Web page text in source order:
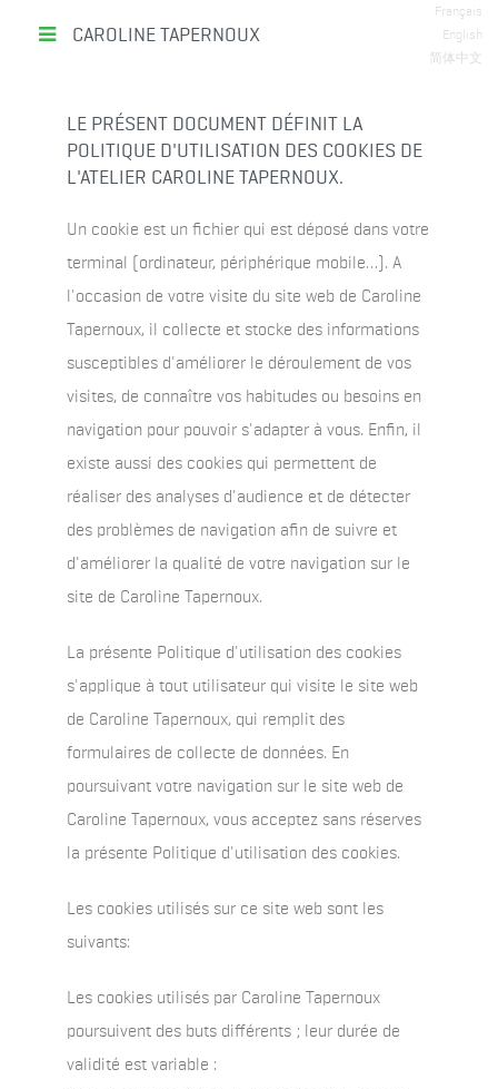
Français
English
简体中文
CAROLINE TAPERNOUX
LE PRÉSENT DOCUMENT DÉFINIT LA
POLITIQUE D'UTILISATION DES COOKIES DE
L'ATELIER CAROLINE TAPERNOUX.
Un cookie est un fichier qui est déposé dans votre
terminal (ordinateur, périphérique mobile…). A
l'occasion de votre visite du site web de Caroline
Tapernoux, il collecte et stocke des informations
susceptibles d'améliorer le déroulement de vos
visites, de connaître vos habitudes ou besoins en
navigation pour pouvoir s'adapter à vous. Enfin, il
existe aussi des cookies qui permettent de
réaliser des analyses d'audience et de détecter
des problèmes de navigation afin de suivre et
d'améliorer la qualité de votre navigation sur le
site de Caroline Tapernoux.
La présente Politique d'utilisation des cookies
s'applique à tout utilisateur qui visite le site web
de Caroline Tapernoux, qui remplit des
formulaires de collecte de données. En
poursuivant votre navigation sur le site web de
Caroline Tapernoux, vous acceptez sans réserves
la présente Politique d'utilisation des cookies.
Les cookies utilisés sur ce site web sont les
suivants:
Les cookies utilisés par Caroline Tapernoux
poursuivent des buts différents ; leur durée de
validité est variable :